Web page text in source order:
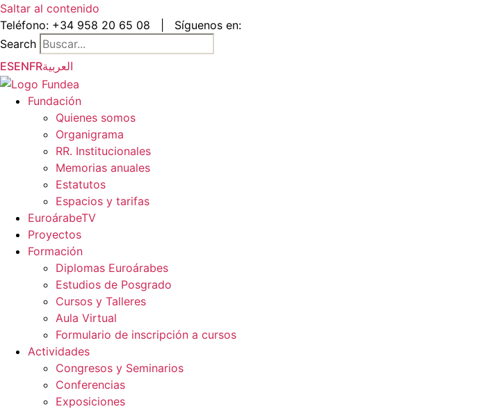
Saltar al contenido
Teléfono: +34 958 20 65 08
Síguenos en:
Search
ESENFRالعربية
Fundación
Quienes somos
Organigrama
RR. Institucionales
Memorias anuales
Estatutos
Espacios y tarifas
EuroárabeTV
Proyectos
Formación
Diplomas Euroárabes
Estudios de Posgrado
Cursos y Talleres
Aula Virtual
Formulario de inscripción a cursos
Actividades
Congresos y Seminarios
Conferencias
Exposiciones